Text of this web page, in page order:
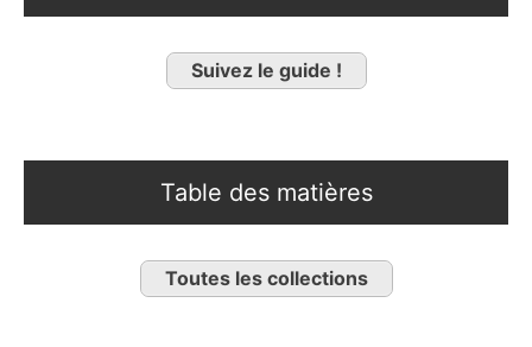
Suivez le guide !
Table des matières
Toutes les collections